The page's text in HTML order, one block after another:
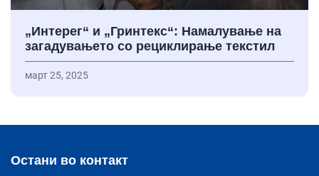
„Интерег“ и „Гринтекс“: Намалување на
загадувањето со рециклирање текстил
март 25, 2025
Остани во контакт